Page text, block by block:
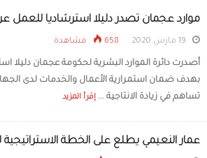
موارد عجمان تصدر دليلا استرشاديا للعمل
658 مشاهدة
أصدرت دائرة الموارد البشرية لحكومة عجمان
بهدف ضمان استمرارية الأعمال والخدمات لدى
تساهم في زيادة الانتاجية ... إقرأ المزيد
عمار النعيمي يطلع على الخطة الاستراتيجية للنقل